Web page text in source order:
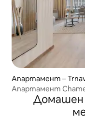
Апартамент –
Апартамент